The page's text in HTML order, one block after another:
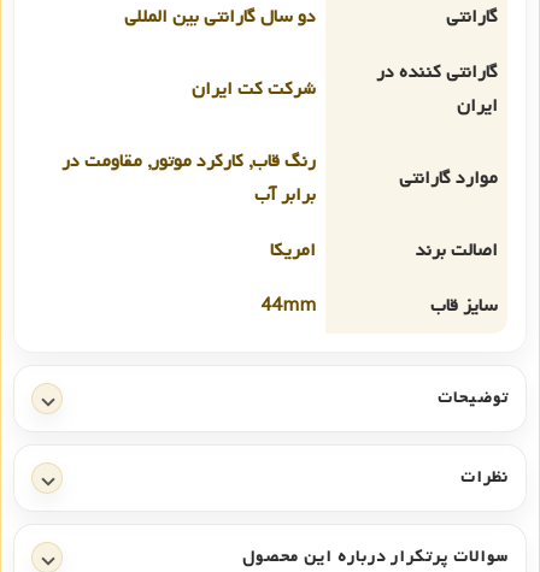
گارانتی
دو سال گارانتی بین المللی
گارانتی کننده در
ایران
شرکت کت ایران
موارد گارانتی
رنگ قاب, کارکرد موتور, مقاومت در
برابر آب
اصالت برند
امریکا
سایز قاب
44mm
توضیحات
نظرات
سوالات پرتکرار درباره این محصول